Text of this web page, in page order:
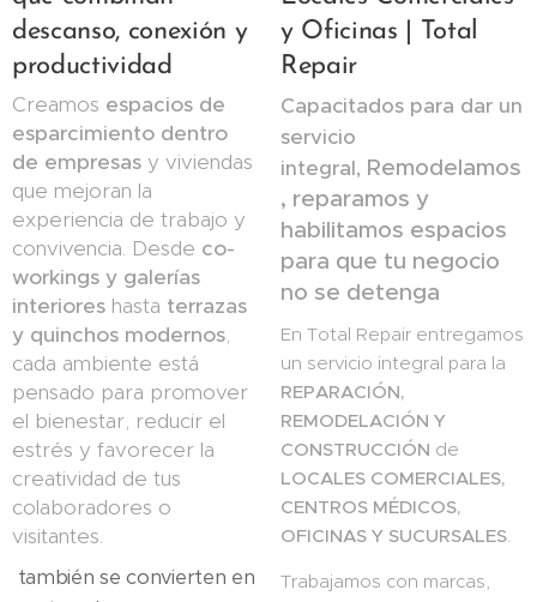
descanso, conexión y
productividad
Creamos espacios de
esparcimiento dentro
de empresas y viviendas
que mejoran la
experiencia de trabajo y
convivencia. Desde co-
workings y galerías
interiores hasta terrazas
y quinchos modernos,
cada ambiente está
pensado para promover
el bienestar, reducir el
estrés y favorecer la
creatividad de tus
colaboradores o
visitantes.
también se convierten en
y Oficinas | Total
Repair
Capacitados para dar un
servicio
integral, Remodelamos
, reparamos y
habilitamos espacios
para que tu negocio
no se detenga
En Total Repair entregamos
un servicio integral para la
REPARACIÓN,
REMODELACIÓN Y
CONSTRUCCIÓN de
LOCALES COMERCIALES,
CENTROS MÉDICOS,
OFICINAS Y SUCURSALES.
Trabajamos con marcas,